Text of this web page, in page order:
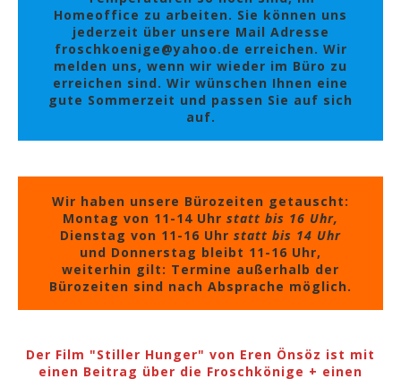
Homeoffice zu arbeiten. Sie können uns
jederzeit über unsere Mail Adresse
froschkoenige@yahoo.de erreichen. Wir
melden uns, wenn wir wieder im Büro zu
erreichen sind. Wir wünschen Ihnen eine
gute Sommerzeit und passen Sie auf sich
auf.
Wir haben unsere Bürozeiten getauscht:
Montag von 11-14 Uhr statt bis 16 Uhr,
Dienstag von 11-16 Uhr statt bis 14 Uhr
und Donnerstag bleibt 11-16 Uhr,
weiterhin gilt: Termine außerhalb der
Bürozeiten sind nach Absprache möglich.
Der Film "Stiller Hunger" von Eren Önsöz ist mit
einen Beitrag über die Froschkönige + einen